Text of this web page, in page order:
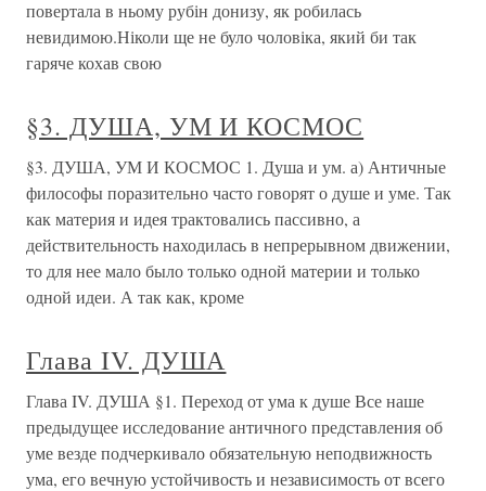
повертала в ньому рубін донизу, як робилась
невидимою.Ніколи ще не було чоловіка, який би так
гаряче кохав свою
§3. ДУША, УМ И КОСМОС
§3. ДУША, УМ И КОСМОС 1. Душа и ум. а) Античные
философы поразительно часто говорят о душе и уме. Так
как материя и идея трактовались пассивно, а
действительность находилась в непрерывном движении,
то для нее мало было только одной материи и только
одной идеи. А так как, кроме
Глава IV. ДУША
Глава IV. ДУША §1. Переход от ума к душе Все наше
предыдущее исследование античного представления об
уме везде подчеркивало обязательную неподвижность
ума, его вечную устойчивость и независимость от всего